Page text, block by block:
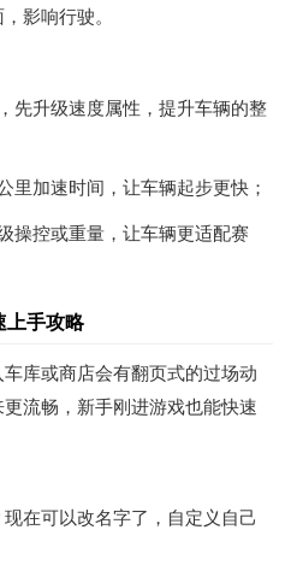
影响行驶。
先升级速度属性，提升车辆的整
里加速时间，让车辆起步更快；
操控或重量，让车辆更适配赛
上手攻略
库或商店会有翻页式的过场动
流畅，新手刚进游戏也能快速
在可以改名字了，自定义自己